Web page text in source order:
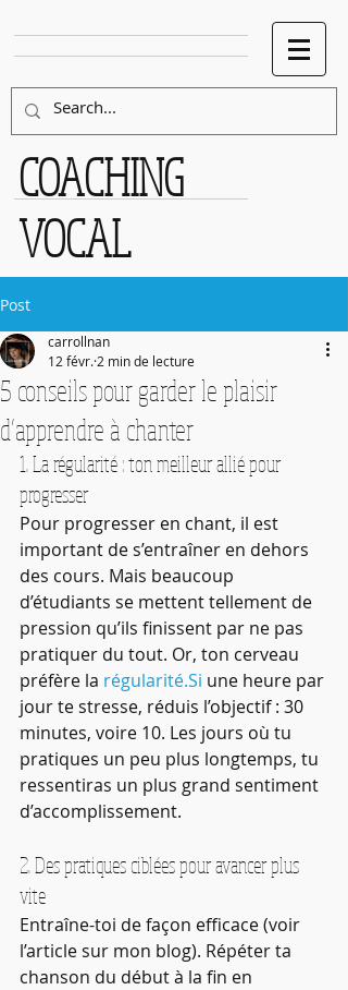
COACHING
VOCAL
Post
5 conseils pour garder le plaisir
d’apprendre à chanter
carrollnan
12 févr. 2 min de lecture
1. La régularité : ton meilleur allié pour
progresser
Pour progresser en chant, il est
important de s’entraîner en dehors
des cours. Mais beaucoup
d’étudiants se mettent tellement de
pression qu’ils finissent par ne pas
pratiquer du tout. Or, ton cerveau
préfère la régularité.Si une heure par
jour te stresse, réduis l’objectif : 30
minutes, voire 10. Les jours où tu
pratiques un peu plus longtemps, tu
ressentiras un plus grand sentiment
d’accomplissement.
2. Des pratiques ciblées pour avancer plus
vite
Entraîne-toi de façon efficace (voir
l’article sur mon blog). Répéter ta
chanson du début à la fin en